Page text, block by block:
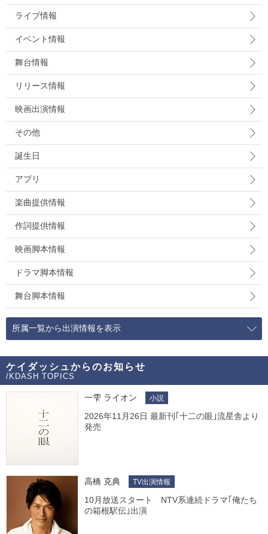
ライブ情報
イベント情報
舞台情報
リリース情報
映画出演情報
その他
誕生日
アプリ
楽曲提供情報
作詞提供情報
映画脚本情報
ドラマ脚本情報
舞台脚本情報
所属一覧から出演情報を表示
ケイダッシュからのお知らせ
/KDASH TOPICS
一雫 ライオン 小説
2026年11月26日 最新刊｢十二の眼｣流星舎より
発売
高橋 克典 TV出演情報
10月放送スタート NTV系連続ドラマ｢俺たち
の箱根駅伝｣出演